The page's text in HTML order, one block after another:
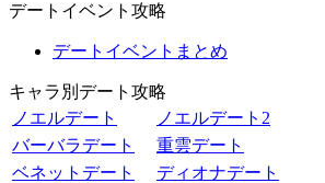
デートイベント攻略
デートイベントまとめ
キャラ別デート攻略
ノエルデート
ノエルデート2
バーバラデート
重雲デート
ベネットデート
ディオナデート